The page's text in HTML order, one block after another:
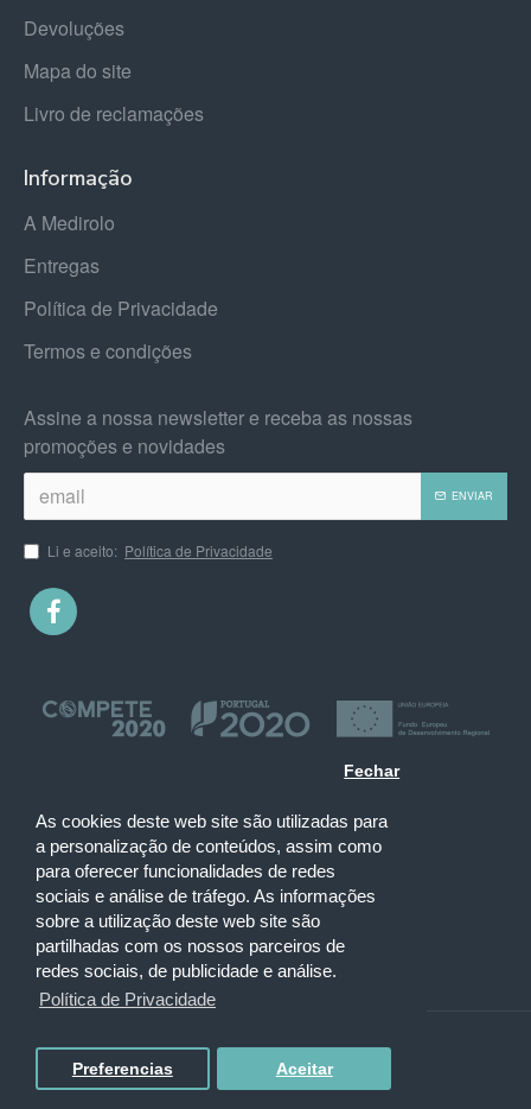
As cookies deste web site são utilizadas para
a personalização de conteúdos, assim como
para oferecer funcionalidades de redes
sociais e análise de tráfego. As informações
sobre a utilização deste web site são
partilhadas com os nossos parceiros de
redes sociais, de publicidade e análise.
Política de Privacidade
Fechar
Preferencias Aceitar
Devoluções
Mapa do site
Livro de reclamações
Informação
A Medirolo
Entregas
Política de Privacidade
Termos e condições
Assine a nossa newsletter e receba as nossas
promoções e novidades
ENVIAR
Li e aceito: Política de Privacidade
© Copyright 2020 | Powered byBild Corp